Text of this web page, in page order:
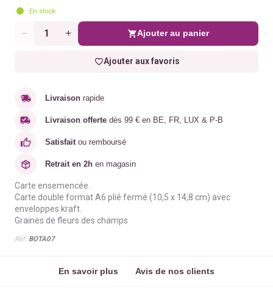
En stock
Quantité Ajouter au panier
Ajouter aux favoris
Livraison rapide
Livraison offerte dès 99 € en BE, FR, LUX & P-B
Satisfait ou remboursé
Retrait en 2h en magasin
Carte ensemencée.
Carte double format A6 plié fermé (10,5 x 14,8 cm) avec
enveloppes kraft.
Graines de fleurs des champs
Réf: BOTA07
En savoir plus Avis de nos clients